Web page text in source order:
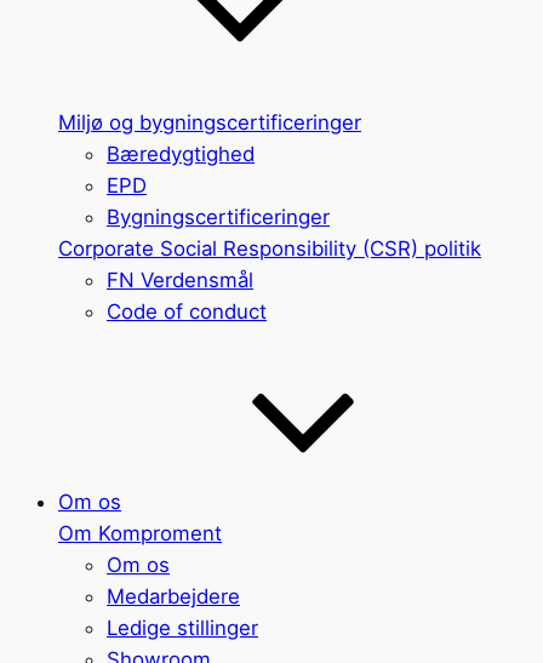
Miljø og bygningscertificeringer
Bæredygtighed
EPD
Bygningscertificeringer
Corporate Social Responsibility (CSR) politik
FN Verdensmål
Code of conduct
Om os
Om Komproment
Om os
Medarbejdere
Ledige stillinger